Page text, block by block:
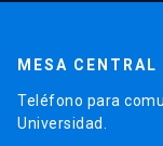
MESA CENTRAL
Teléfono para
Universidad.